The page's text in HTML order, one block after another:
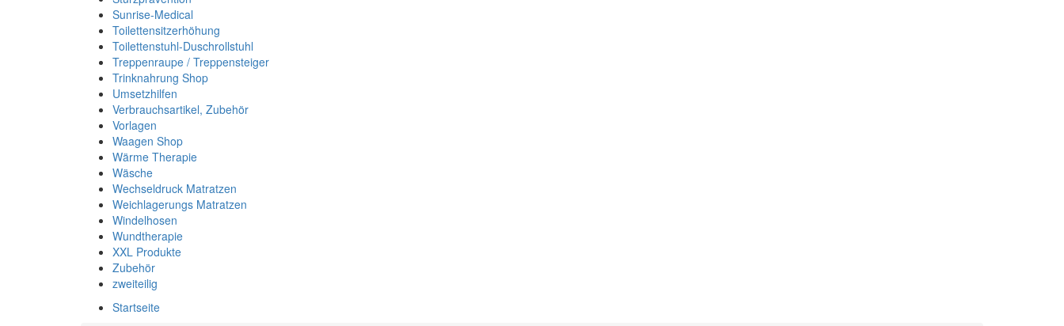
Sunrise-Medical
Toilettensitzerhöhung
Toilettenstuhl-Duschrollstuhl
Treppenraupe / Treppensteiger
Trinknahrung Shop
Umsetzhilfen
Verbrauchsartikel, Zubehör
Vorlagen
Waagen Shop
Wärme Therapie
Wäsche
Wechseldruck Matratzen
Weichlagerungs Matratzen
Windelhosen
Wundtherapie
XXL Produkte
Zubehör
zweiteilig
Startseite